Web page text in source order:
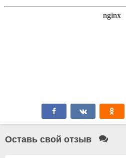
Оставь свой отзыв